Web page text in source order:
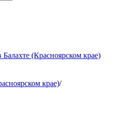
(Красноярском крае)
крае)/